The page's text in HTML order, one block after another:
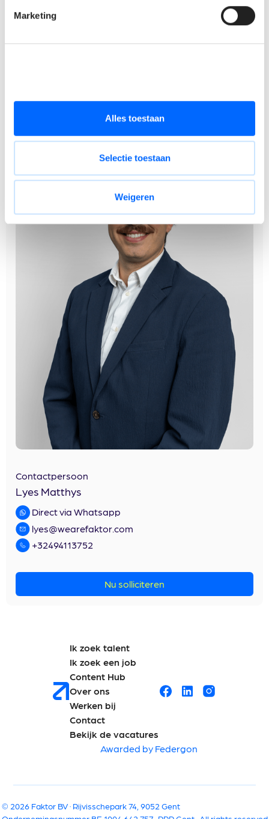
Marketing
Alles toestaan
Selectie toestaan
Weigeren
Een rol waarin je rechtstreeks impact hebt op veiligheid,
kwaliteit en welzijn op de werkvloer
Deze vacature wordt beheerd door Lyes Matthys. Heb je
Contactpersoon
Lyes Matthys
Direct via Whatsapp
lyes@wearefaktor.com
+32494113752
Nu solliciteren
Ik zoek talent
Ik zoek een job
Content Hub
Over ons
Werken bij
Contact
Bekijk de vacatures
Awarded by Federgon
© 2026 Faktor BV · Rijvisschepark 74, 9052 Gent